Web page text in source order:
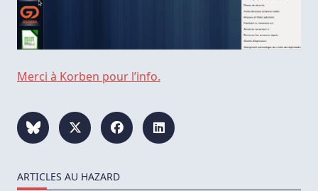
Merci à Korben pour l’info.
ARTICLES AU HAZARD